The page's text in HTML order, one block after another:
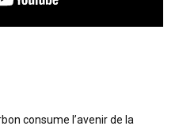
consume l’avenir de la